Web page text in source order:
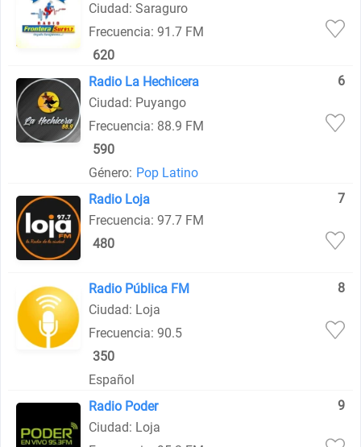
Ciudad: Saraguro
Frecuencia: 91.7 FM
620
Radio La Hechicera
6
Ciudad: Puyango
Frecuencia: 88.9 FM
590
Género: Pop Latino
Radio Loja
7
Frecuencia: 97.7 FM
480
Radio Pública FM
8
Ciudad: Loja
Frecuencia: 90.5
350
Español
Radio Poder
9
Ciudad: Loja